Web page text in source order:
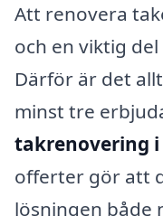
Att renovera
och en viktig
Därför är det
minst tre
takrenovering i
offerter gör att
lösningen både